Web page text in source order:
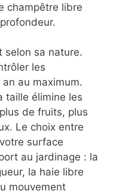
champêtre libre
selon sa nature.
les
au maximum.
taille élimine les
de fruits, plus
Le choix entre
surface
au jardinage : la
la haie libre
mouvement